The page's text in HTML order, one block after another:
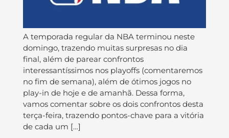
A temporada regular da NBA terminou neste
domingo, trazendo muitas surpresas no dia
final, além de parear confrontos
interessantíssimos nos playoffs (comentaremos
no fim de semana), além de ótimos jogos no
play-in de hoje e de amanhã. Dessa forma,
vamos comentar sobre os dois confrontos desta
terça-feira, trazendo pontos-chave para a vitória
de cada um […]